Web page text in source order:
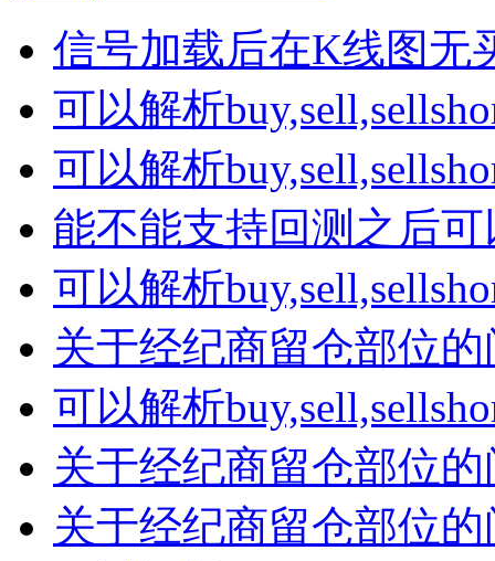
信号加载后在K线图无
可以解析
可以解析
能不能支持回测之后
可以解析
关于经纪商留仓部位
可以解析
关于经纪商留仓部位
关于经纪商留仓部位